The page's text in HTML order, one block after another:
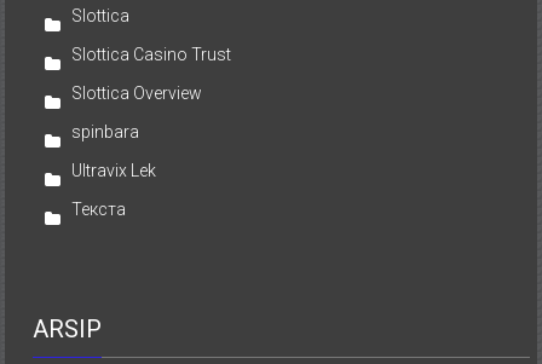
Slottica
Slottica Casino Trust
Slottica Overview
spinbara
Ultravix Lek
Текста
ARSIP